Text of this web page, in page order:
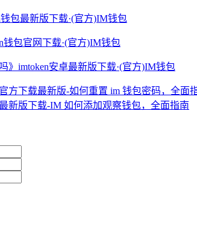
钱包最新版下载·(官方)IM钱包
钱包官网下载·(官方)IM钱包
》imtoken安卓最新版下载·(官方)IM钱包
官方下载最新版-如何重置 im 钱包密码，全面
新版下载-IM 如何添加观察钱包，全面指南